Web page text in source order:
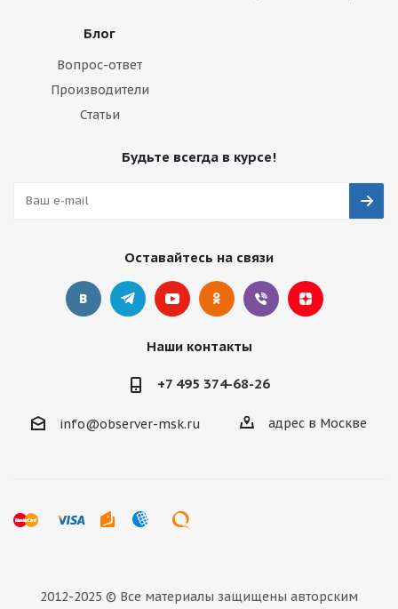
Блог
Вопрос-ответ
Производители
Статьи
Будьте всегда в курсе!
Оставайтесь на связи
Наши контакты
+7 495 374-68-26
info@observer-msk.ru адрес в Москве
2012-2025 © Все материалы защищены авторским